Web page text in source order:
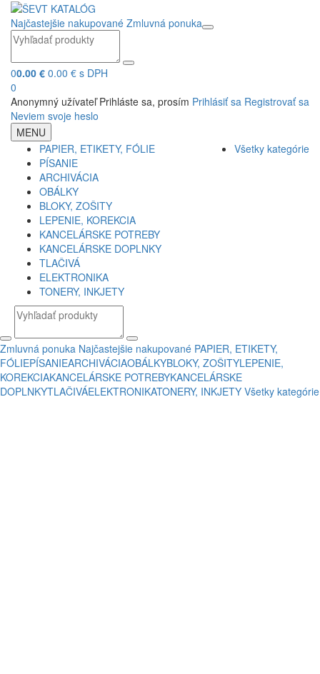
Najčastejšie nakupované Zmluvná ponuka
00.00 € 0.00 € s DPH
0
Anonymný užívateľ Prihláste sa, prosím Prihlásiť sa Registrovať sa
Neviem svoje heslo
MENU
PAPIER, ETIKETY, FÓLIE
PÍSANIE
ARCHIVÁCIA
OBÁLKY
BLOKY, ZOŠITY
LEPENIE, KOREKCIA
KANCELÁRSKE POTREBY
KANCELÁRSKE DOPLNKY
TLAČIVÁ
ELEKTRONIKA
TONERY, INKJETY
Všetky kategórie
Zmluvná ponuka Najčastejšie nakupované PAPIER, ETIKETY,
FÓLIEPÍSANIEARCHIVÁCIAOBÁLKYBLOKY, ZOŠITYLEPENIE,
KOREKCIAKANCELÁRSKE POTREBYKANCELÁRSKE
DOPLNKYTLAČIVÁELEKTRONIKATONERY, INKJETY Všetky kategórie